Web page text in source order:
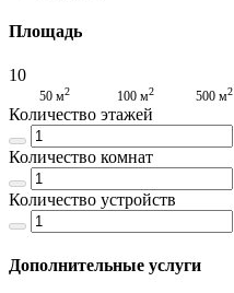
Площадь
10
50 м2 100 м2 500 м2
Количество этажей
Количество комнат
Количество устройств
Дополнительные услуги